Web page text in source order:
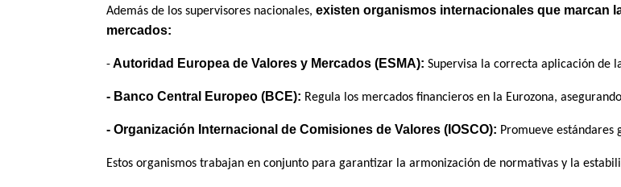
Además de los supervisores nacionales, existen organismos internacionales que marcan
mercados:
-Autoridad Europea de Valores y Mercados (ESMA): Supervisa la correcta aplicación de
- Banco Central Europeo (BCE): Regula los mercados financieros en la Eurozona,
- Organización Internacional de Comisiones de Valores (IOSCO): Promueve estándares
Estos organismos trabajan en conjunto para garantizar la armonización de normativas y la